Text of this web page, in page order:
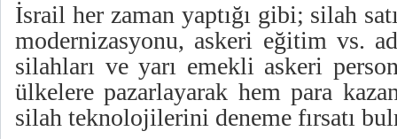
İsrail her zaman yaptığı gibi; silah
modernizasyonu, askeri eğitim vs.
silahları ve yarı emekli askeri
ülkelere pazarlayarak hem para
silah teknolojilerini deneme fırsatı